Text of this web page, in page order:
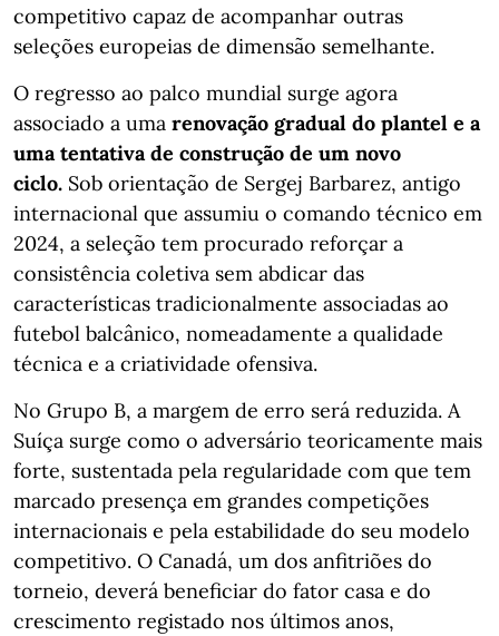
competitivo capaz de acompanhar outras
seleções europeias de dimensão semelhante.
O regresso ao palco mundial surge agora
associado a uma renovação gradual do plantel e a
uma tentativa de construção de um novo
ciclo. Sob orientação de Sergej Barbarez, antigo
internacional que assumiu o comando técnico em
2024, a seleção tem procurado reforçar a
consistência coletiva sem abdicar das
características tradicionalmente associadas ao
futebol balcânico, nomeadamente a qualidade
técnica e a criatividade ofensiva.
No Grupo B, a margem de erro será reduzida. A
Suíça surge como o adversário teoricamente mais
forte, sustentada pela regularidade com que tem
marcado presença em grandes competições
internacionais e pela estabilidade do seu modelo
competitivo. O Canadá, um dos anfitriões do
torneio, deverá beneficiar do fator casa e do
crescimento registado nos últimos anos,